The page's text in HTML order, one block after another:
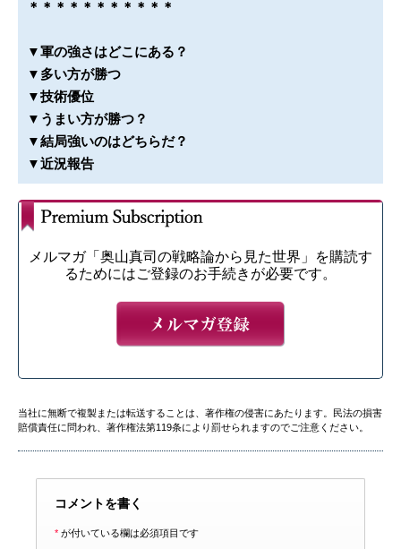
＊＊＊＊＊＊＊＊＊＊＊
▼軍の強さはどこにある？
▼多い方が勝つ
▼技術優位
▼うまい方が勝つ？
▼結局強いのはどちらだ？
▼近況報告
メルマガ「奥山真司の戦略論から見た世界」を購読す
るためにはご登録のお手続きが必要です。
当社に無断で複製または転送することは、著作権の侵害にあたります。民法の損害
賠償責任に問われ、著作権法第119条により罰せられますのでご注意ください。
コメントを書く
* が付いている欄は必須項目です